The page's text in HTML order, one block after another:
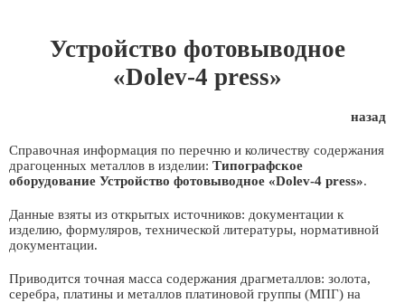
Устройство фотовыводное
«Dolev-4 press»
назад
Справочная информация по перечню и количеству содержания
драгоценных металлов в изделии: Типографское
оборудование Устройство фотовыводное «Dolev-4 press».
Данные взяты из открытых источников: документации к
изделию, формуляров, технической литературы, нормативной
документации.
Приводится точная масса содержания драгметаллов: золота,
серебра, платины и металлов платиновой группы (МПГ) на